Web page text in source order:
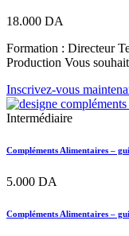
18.000 DA
Formation : Directeur
Production Vous
Inscrivez-vous
Intermédiaire
Compléments Alimentaires –
5.000 DA
Compléments Alimentaires –